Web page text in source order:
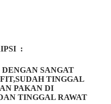
:
SANGAT
TINGGAL
PAKAN DI
TINGGAL RAWAT